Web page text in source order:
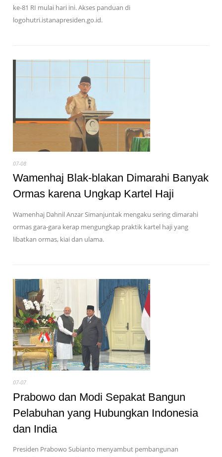
ke-81 RI mulai hari ini. Akses panduan di
logohutri.istanapresiden.go.id.
07-08
Wamenhaj Blak-blakan Dimarahi Banyak
Ormas karena Ungkap Kartel Haji
Wamenhaj Dahnil Anzar Simanjuntak mengaku sering dimarahi
ormas gara-gara kerap mengungkap praktik kartel haji yang
libatkan ormas, kiai dan ulama.
07-07
Prabowo dan Modi Sepakat Bangun
Pelabuhan yang Hubungkan Indonesia
dan India
Presiden Prabowo Subianto menyambut pembangunan